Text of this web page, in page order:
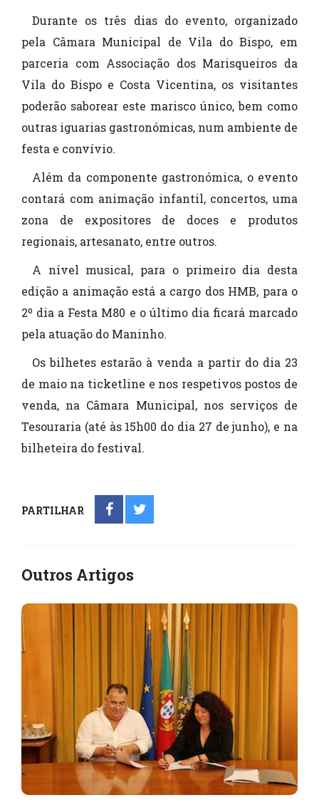
Durante os três dias do evento, organizado
pela Câmara Municipal de Vila do Bispo, em
parceria com Associação dos Marisqueiros da
Vila do Bispo e Costa Vicentina, os visitantes
poderão saborear este marisco único, bem como
outras iguarias gastronómicas, num ambiente de
festa e convívio.
Além da componente gastronómica, o evento
contará com animação infantil, concertos, uma
zona de expositores de doces e produtos
regionais, artesanato, entre outros.
A nível musical, para o primeiro dia desta
edição a animação está a cargo dos HMB, para o
2º dia a Festa M80 e o último dia ficará marcado
pela atuação do Maninho.
Os bilhetes estarão à venda a partir do dia 23
de maio na ticketline e nos respetivos postos de
venda, na Câmara Municipal, nos serviços de
Tesouraria (até às 15h00 do dia 27 de junho), e na
bilheteira do festival.
PARTILHAR
Outros Artigos